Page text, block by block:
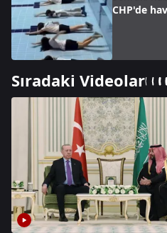
CHP'de
Sıradaki Videolar